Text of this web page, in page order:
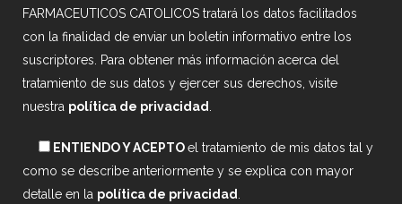
FARMACEUTICOS CATOLICOS tratará los datos facilitados
con la finalidad de enviar un boletín informativo entre los
suscriptores. Para obtener más información acerca del
tratamiento de sus datos y ejercer sus derechos, visite
nuestra política de privacidad
ENTIENDO Y ACEPTOel tratamiento de mis datos tal y
como se describe anteriormente y se explica con mayor
detalle en la política de privacidad